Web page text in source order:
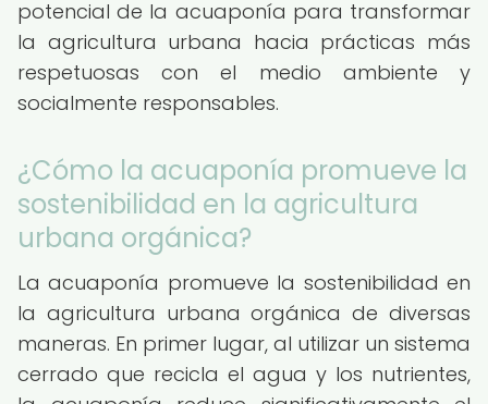
potencial de la acuaponía para transformar
la agricultura urbana hacia prácticas más
respetuosas con el medio ambiente y
socialmente responsables.
¿Cómo la acuaponía promueve la
sostenibilidad en la agricultura
urbana orgánica?
La acuaponía promueve la sostenibilidad en
la agricultura urbana orgánica de diversas
maneras. En primer lugar, al utilizar un sistema
cerrado que recicla el agua y los nutrientes,